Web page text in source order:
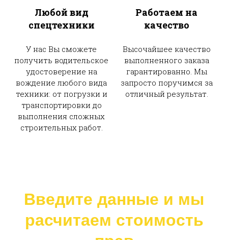
Любой вид
спецтехники
У нас Вы сможете
получить водительское
удостоверение на
вождение любого вида
техники: от погрузки и
транспортировки до
выполнения сложных
строительных работ.
Работаем на
качество
Высочайшее качество
выполненного заказа
гарантированно. Мы
запросто поручимся за
отличный результат.
Введите данные и мы
расчитаем стоимость